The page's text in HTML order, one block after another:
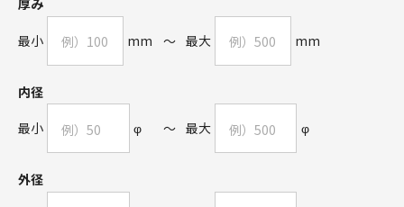
厚み
最小 mm ～ 最大 mm
内径
最小 φ ～ 最大 φ
外径